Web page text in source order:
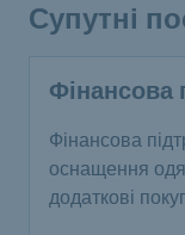
Супутні
Фінансова
Фінансова
оснащення
додаткові